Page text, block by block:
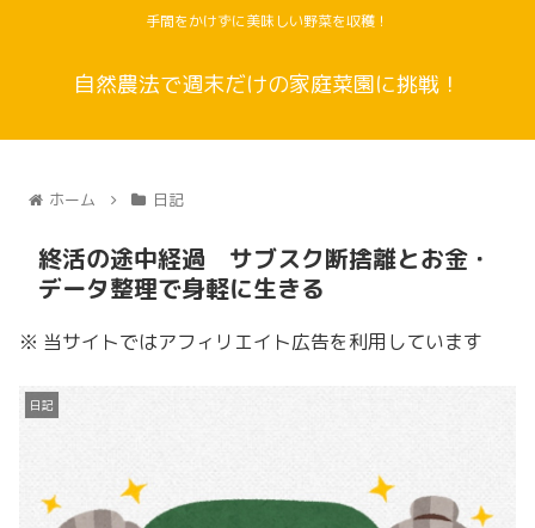
手間をかけずに美味しい野菜を収穫！
自然農法で週末だけの家庭菜園に挑戦！
ホーム 日記
終活の途中経過 サブスク断捨離とお金・
データ整理で身軽に生きる
※ 当サイトではアフィリエイト広告を利用しています
日記